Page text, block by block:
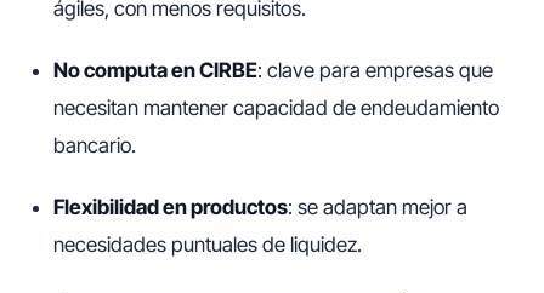
ágiles, con menos requisitos.
No computa en CIRBE: clave para empresas que
necesitan mantener capacidad de endeudamiento
bancario.
Flexibilidad en productos: se adaptan mejor a
necesidades puntuales de liquidez.